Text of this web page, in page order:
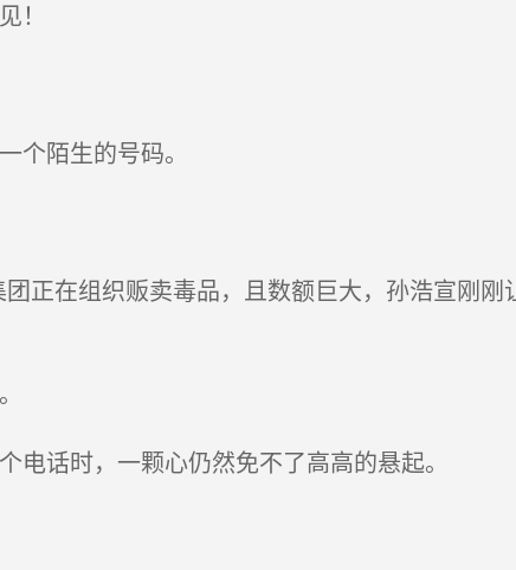
！
陌生的号码。
正在组织贩卖毒品，且数额巨大，孙浩宣刚刚
话时，一颗心仍然免不了高高的悬起。